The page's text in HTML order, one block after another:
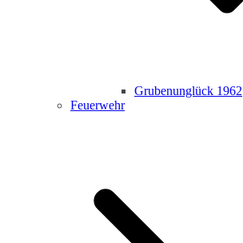
Grubenunglück 1962
Feuerwehr